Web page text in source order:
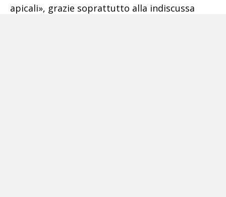
apicali», grazie soprattutto alla indiscussa